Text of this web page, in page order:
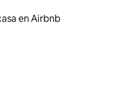
en Airbnb